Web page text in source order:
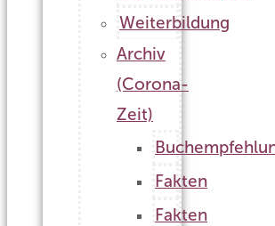
Weiterbildung
Archiv
(Corona-
Zeit)
Fakten
Fakten